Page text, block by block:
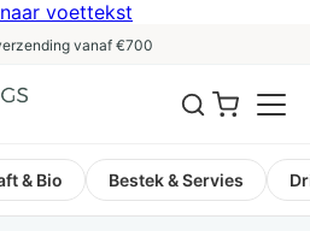
voettekst
vanaf €700
& Bio Bestek & Servies